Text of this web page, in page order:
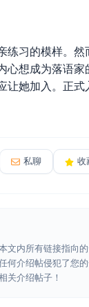
习的模样。然
想成为落语
她加入。正
私聊 收
内所有链接指向
何介绍帖侵犯了您
关介绍帖子！